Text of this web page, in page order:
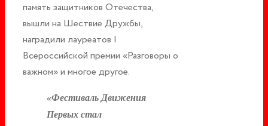
память защитников Отечества,
вышли на Шествие Дружбы,
наградили лауреатов I
Всероссийской премии «Разговоры о
важном» и многое другое.
«Фестиваль Движения
Первых стал